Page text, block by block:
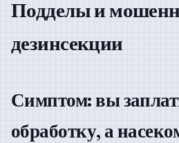
Подделы и
дезинсекции
Симптом: вы
обработку, а